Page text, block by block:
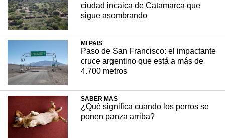
ciudad incaica de Catamarca que
sigue asombrando
MI PAIS
Paso de San Francisco: el impactante
cruce argentino que está a más de
4.700 metros
SABER MAS
¿Qué significa cuando los perros se
ponen panza arriba?